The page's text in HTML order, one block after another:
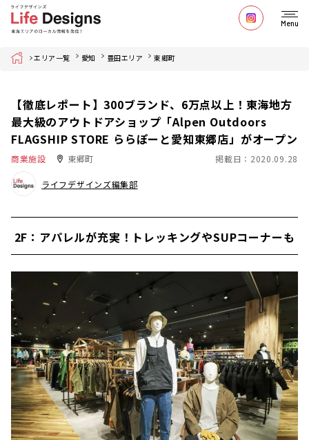
Menu
Home エリア一覧 愛知 豊田エリア 東郷町
【徹底レポート】300ブランド、6万点以上！東海地方
最大級のアウトドアショップ「Alpen Outdoors
FLAGSHIP STORE ららぽーと愛知東郷店」がオープン
商業施設 東郷町 掲載日：2020.09.28
ライフデザインズ編集部
2F：アパレルが充実！トレッキングやSUPコーナーも